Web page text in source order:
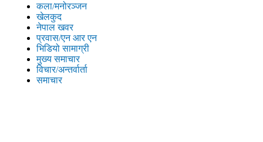
कला/मनोरञ्जन
खेलकुद
नेपाल खवर
प्रवास/एन आर एन
भिडियो सामाग्री
मुख्य समाचार
विचार/अन्तर्वार्ता
समाचार